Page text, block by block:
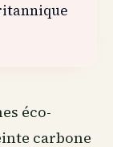
éco-
carbone